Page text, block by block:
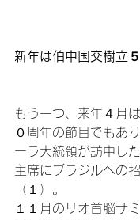
新年は伯中国交樹立
もう一つ、来年４月
０周年の節目でもあ
ーラ大統領が訪中し
主席にブラジルへの
（１） 。
１１月のリオ首脳サ